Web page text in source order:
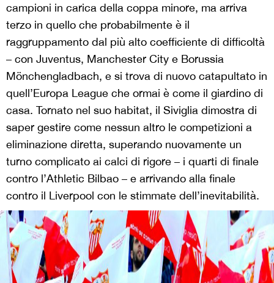
campioni in carica della coppa minore, ma arriva
terzo in quello che probabilmente è il
raggruppamento dal più alto coefficiente di difficoltà
– con Juventus, Manchester City e Borussia
Mönchengladbach, e si trova di nuovo catapultato in
quell’Europa League che ormai è come il giardino di
casa. Tornato nel suo habitat, il Siviglia dimostra di
saper gestire come nessun altro le competizioni a
eliminazione diretta, superando nuovamente un
turno complicato ai calci di rigore – i quarti di finale
contro l’Athletic Bilbao – e arrivando alla finale
contro il Liverpool con le stimmate dell’inevitabilità.